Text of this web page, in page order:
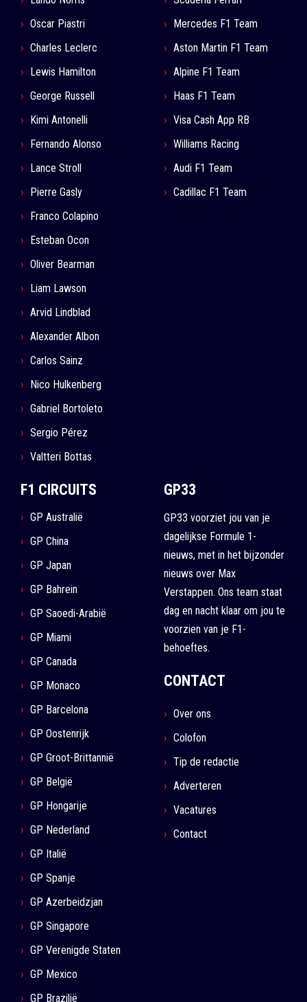
Oscar Piastri
Charles Leclerc
Lewis Hamilton
George Russell
Kimi Antonelli
Fernando Alonso
Lance Stroll
Pierre Gasly
Franco Colapino
Esteban Ocon
Oliver Bearman
Liam Lawson
Arvid Lindblad
Alexander Albon
Carlos Sainz
Nico Hulkenberg
Gabriel Bortoleto
Sergio Pérez
Valtteri Bottas
Mercedes F1 Team
Aston Martin F1 Team
Alpine F1 Team
Haas F1 Team
Visa Cash App RB
Williams Racing
Audi F1 Team
Cadillac F1 Team
F1 CIRCUITS
GP Australië
GP China
GP Japan
GP Bahrein
GP Saoedi-Arabië
GP Miami
GP Canada
GP Monaco
GP Barcelona
GP Oostenrijk
GP Groot-Brittannië
GP België
GP Hongarije
GP Nederland
GP Italië
GP Spanje
GP Azerbeidzjan
GP Singapore
GP Verenigde Staten
GP Mexico
GP Brazilië
GP33
GP33 voorziet jou van je
dagelijkse Formule 1-
nieuws, met in het bijzonder
nieuws over Max
Verstappen. Ons team staat
dag en nacht klaar om jou te
voorzien van je F1-
behoeftes.
CONTACT
Over ons
Colofon
Tip de redactie
Adverteren
Vacatures
Contact